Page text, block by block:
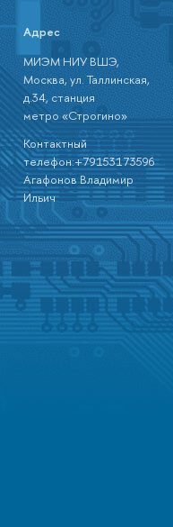
Адрес
МИЭМ НИУ ВШЭ,
Москва, ул. Таллинская,
д.34, станция
метро «Строгино»
Контактный
телефон:+79153173596
Агафонов Владимир
Ильич